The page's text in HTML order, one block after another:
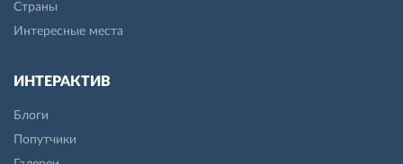
Страны
Интересные места
ИНТЕРАКТИВ
Блоги
Попутчики